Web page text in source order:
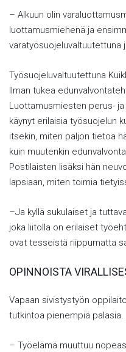
– Alkuun olin
luottamusmiehenä ja
varatyösuojeluvaltuutettuna
Työsuojeluvaltuutettuna
Ilman tukea
Luottamusmiesten perus-
käynyt erilaisia työsuojelun
itsekin, miten paljon tietoa
kuin muutenkin
Postilaisten lisäksi hän
lapsiaan, miten toimia
–Ja kyllä sukulaiset ja
joka liitolla on erilaiset
ovat tesseistä riippumatta
OPINNOISTA
Vapaan sivistystyön
tutkintoa pienempiä palasia.
– Työelämä muuttuu